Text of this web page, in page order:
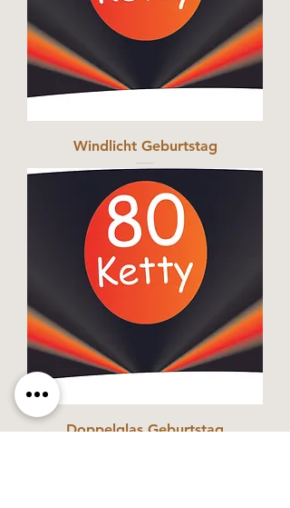
Windlicht Geburtstag
Doppelglas Geburtstag